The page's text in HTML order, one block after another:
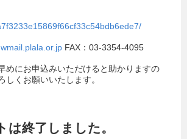
FAX：03-3354-4095
めにお申込みいただけると助かりますの
しくお願いいたします。
は終了しました。